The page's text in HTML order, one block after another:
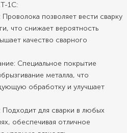
1C:
позволяет вести сварку
что снижает вероятность
качество сварного
Специальное покрытие
металла, что
обработку и улучшает
для сварки в любых
обеспечивая отличное